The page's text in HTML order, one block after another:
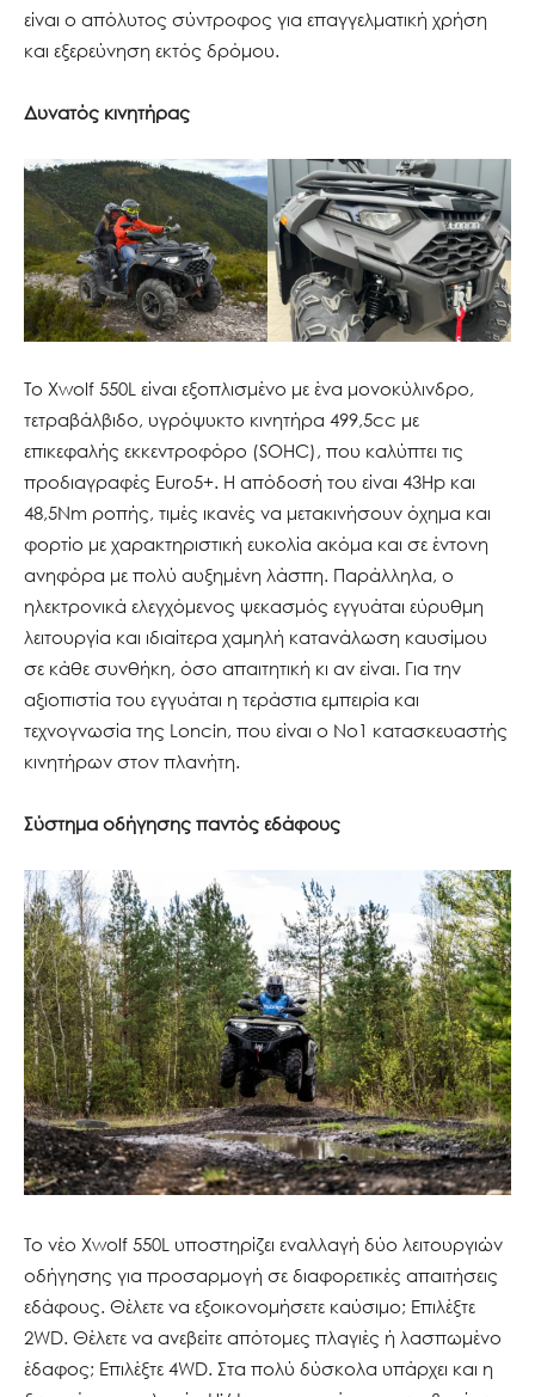
είναι ο απόλυτος σύντροφος για επαγγελματική χρήση
και εξερεύνηση εκτός δρόμου.
Δυνατός κινητήρας
Το Xwolf 550L είναι εξοπλισμένο με ένα μονοκύλινδρο,
τετραβάλβιδο, υγρόψυκτο κινητήρα 499,5cc με
επικεφαλής εκκεντροφόρο (SOHC), που καλύπτει τις
προδιαγραφές Euro5+. Η απόδοσή του είναι 43Hp και
48,5Nm ροπής, τιμές ικανές να μετακινήσουν όχημα και
φορτίο με χαρακτηριστική ευκολία ακόμα και σε έντονη
ανηφόρα με πολύ αυξημένη λάσπη. Παράλληλα, ο
ηλεκτρονικά ελεγχόμενος ψεκασμός εγγυάται εύρυθμη
λειτουργία και ιδιαίτερα χαμηλή κατανάλωση καυσίμου
σε κάθε συνθήκη, όσο απαιτητική κι αν είναι. Για την
αξιοπιστία του εγγυάται η τεράστια εμπειρία και
τεχνογνωσία της Loncin, που είναι ο Νο1 κατασκευαστής
κινητήρων στον πλανήτη.
Σύστημα οδήγησης παντός εδάφους
To νέο Xwolf 550L υποστηρίζει εναλλαγή δύο λειτουργιών
οδήγησης για προσαρμογή σε διαφορετικές απαιτήσεις
εδάφους. Θέλετε να εξοικονομήσετε καύσιμο; Επιλέξτε
2WD. Θέλετε να ανεβείτε απότομες πλαγιές ή λασπωμένο
έδαφος; Επιλέξτε 4WD. Στα πολύ δύσκολα υπάρχει και η